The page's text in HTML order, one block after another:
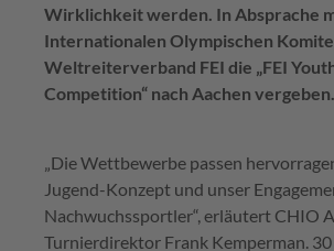
Wirklichkeit werden. In Absprache
Internationalen Olympischen
Weltreiterverband FEI die „FEI
Competition“ nach Aachen vergeben.
„Die Wettbewerbe passen
Jugend-Konzept und unser
Nachwuchssportler“, erläutert CHIO
Turnierdirektor Frank Kemperman.